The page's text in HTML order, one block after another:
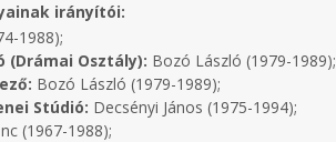
irányítói:
1988);
Osztály): Bozó László (1979-1989);
Bozó László (1979-1989);
Stúdió: Decsényi János (1975-1994);
(1967-1988);